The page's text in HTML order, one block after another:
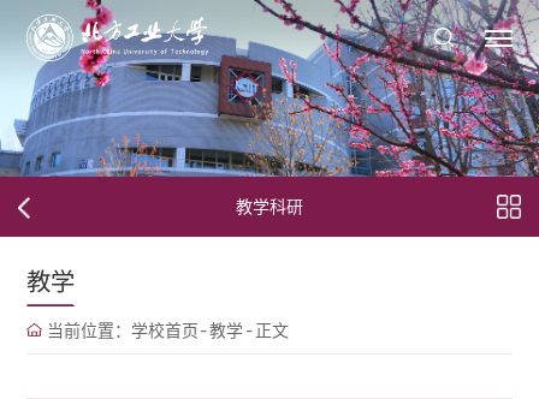
教学科研
教学
当前位置： 学校首页-教学-正文